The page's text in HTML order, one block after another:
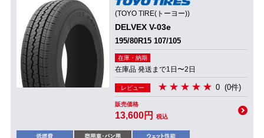
(TOYO TIRE(トーヨー))
DELVEX V-03e
195/80R15 107/105
在庫・納期
在庫品 発送まで1日〜2日
レビュー 0 (0件)
販売価格
13,600円 税込